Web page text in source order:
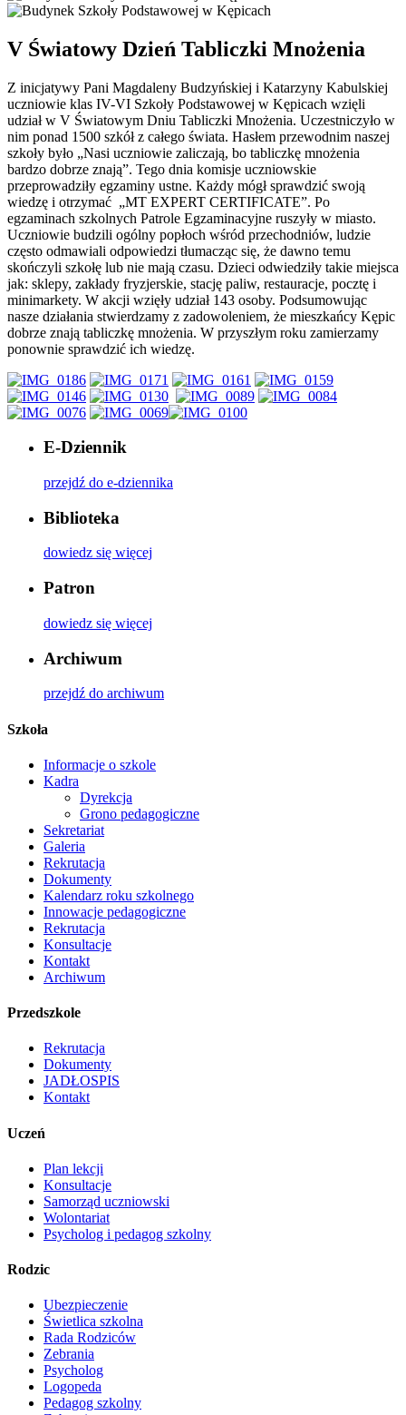
V Światowy Dzień Tabliczki Mnożenia
Z inicjatywy Pani Magdaleny Budzyńskiej i Katarzyny Kabulskiej
uczniowie klas IV-VI Szkoły Podstawowej w Kępicach wzięli
udział w V Światowym Dniu Tabliczki Mnożenia. Uczestniczyło w
nim ponad 1500 szkół z całego świata. Hasłem przewodnim naszej
szkoły było „Nasi uczniowie zaliczają, bo tabliczkę mnożenia
bardzo dobrze znają”. Tego dnia komisje uczniowskie
przeprowadziły egzaminy ustne. Każdy mógł sprawdzić swoją
wiedzę i otrzymać „MT EXPERT CERTIFICATE”. Po
egzaminach szkolnych Patrole Egzaminacyjne ruszyły w miasto.
Uczniowie budzili ogólny popłoch wśród przechodniów, ludzie
często odmawiali odpowiedzi tłumacząc się, że dawno temu
skończyli szkołę lub nie mają czasu. Dzieci odwiedziły takie miejsca
jak: sklepy, zakłady fryzjerskie, stację paliw, restauracje, pocztę i
minimarkety. W akcji wzięły udział 143 osoby. Podsumowując
nasze działania stwierdzamy z zadowoleniem, że mieszkańcy Kępic
dobrze znają tabliczkę mnożenia. W przyszłym roku zamierzamy
ponownie sprawdzić ich wiedzę.
E-Dziennik
przejdź do e-dziennika
Biblioteka
dowiedz się więcej
Patron
dowiedz się więcej
Archiwum
przejdź do archiwum
Szkoła
Informacje o szkole
Kadra
Dyrekcja
Grono pedagogiczne
Sekretariat
Galeria
Rekrutacja
Dokumenty
Kalendarz roku szkolnego
Innowacje pedagogiczne
Rekrutacja
Konsultacje
Kontakt
Archiwum
Przedszkole
Rekrutacja
Dokumenty
JADŁOSPIS
Kontakt
Uczeń
Plan lekcji
Konsultacje
Samorząd uczniowski
Wolontariat
Psycholog i pedagog szkolny
Rodzic
Ubezpieczenie
Świetlica szkolna
Rada Rodziców
Zebrania
Psycholog
Logopeda
Pedagog szkolny